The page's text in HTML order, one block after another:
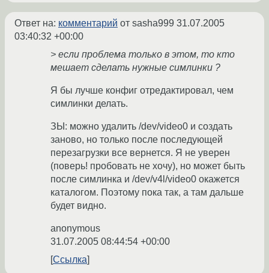
Ответ на: комментарий от sasha999 31.07.2005
03:40:32 +00:00
> если проблема только в этом, то кто
мешает сделать нужные симлинки ?
Я бы лучше конфиг отредактировал, чем
симлинки делать.
ЗЫ: можно удалить /dev/video0 и создать
заново, но только после последующей
перезагрузки все вернется. Я не уверен
(поверь! пробовать не хочу), но может быть
после симлинка и /dev/v4l/video0 окажется
каталогом. Поэтому пока так, а там дальше
будет видно.
anonymous
31.07.2005 08:44:54 +00:00
Ссылка